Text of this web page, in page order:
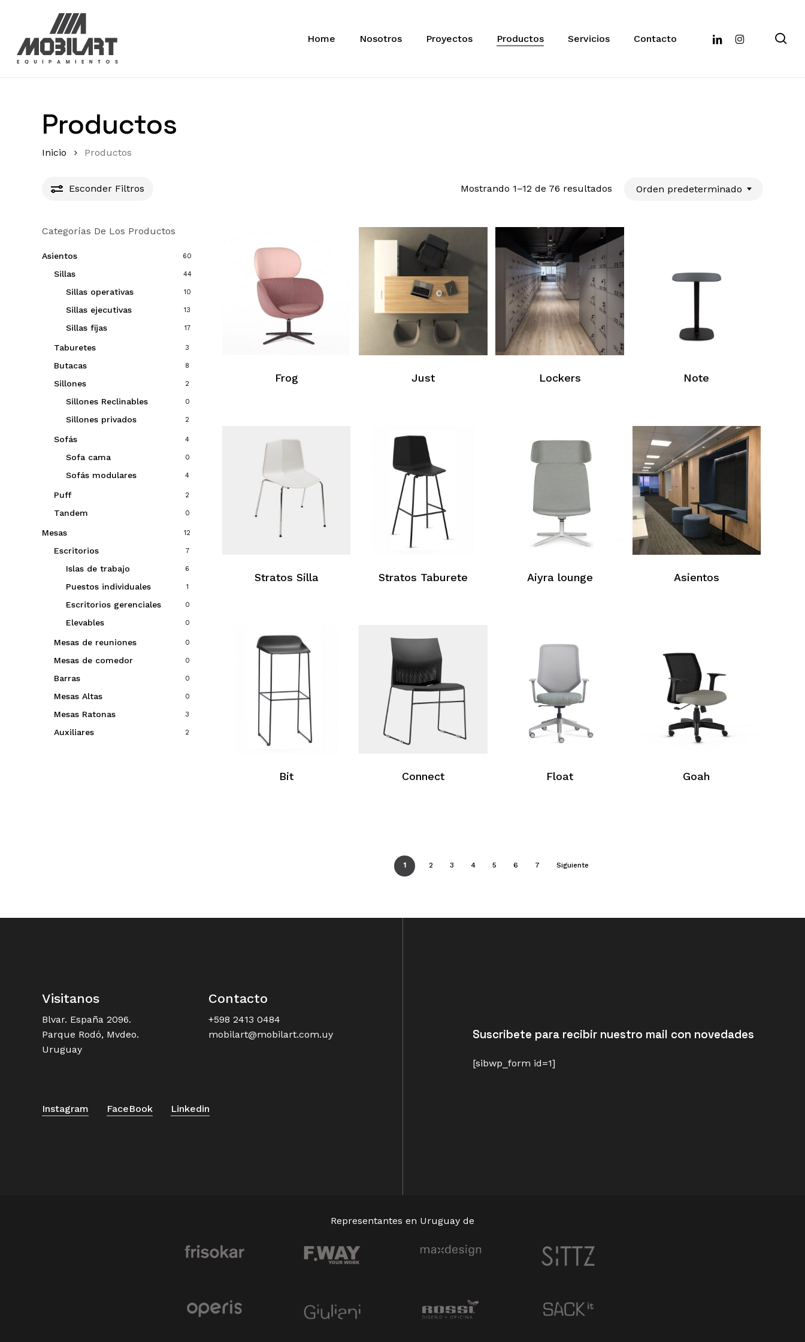
content
Home Nosotros Proyectos Productos Servicios Contacto linkedininstagram
Productos
Inicio Productos
Esconder Filtros Mostrando 1–12 de 76 resultados Orden predeterminado
Categorías De Los Productos
Asientos 60
Sillas 44
Sillas operativas 10
Sillas ejecutivas 13
Sillas fijas 17
Taburetes 3
Butacas 8
Sillones 2
Sillones Reclinables 0
Sillones privados 2
Sofás 4
Sofa cama 0
Sofás modulares 4
Puff 2
Tandem 0
Mesas 12
Escritorios 7
Islas de trabajo 6
Puestos individuales 1
Escritorios gerenciales 0
Elevables 0
Mesas de reuniones 0
Mesas de comedor 0
Barras 0
Mesas Altas 0
Mesas Ratonas 3
Auxiliares 2
Frog Just Lockers Note
Stratos Silla Stratos Taburete Aiyra lounge Asientos
Bit Connect Float Goah
1 2 3 4 5 6 7 Siguiente
Visitanos
Blvar. España 2096.
Parque Rodó, Mvdeo.
Uruguay
Contacto
+598 2413 0484
mobilart@mobilart.com.uy
Instagram FaceBook Linkedin
Suscribete para recibir nuestro mail con novedades
[sibwp_form id=1]
Representantes en Uruguay de